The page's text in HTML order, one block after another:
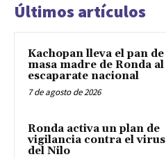
Últimos artículos
Kachopan lleva el pan de
masa madre de Ronda al
escaparate nacional
7 de agosto de 2026
Ronda activa un plan de
vigilancia contra el virus
del Nilo